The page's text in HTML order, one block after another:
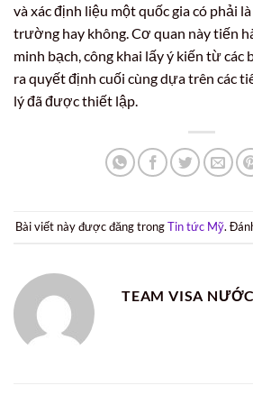
và xác định liệu một quốc gia có phải
trường hay không. Cơ quan này tiến
minh bạch, công khai lấy ý kiến từ các
ra quyết định cuối cùng dựa trên các
lý đã được thiết lập.
Bài viết này được đăng trongTin tức Mỹ.
TEAM VISA